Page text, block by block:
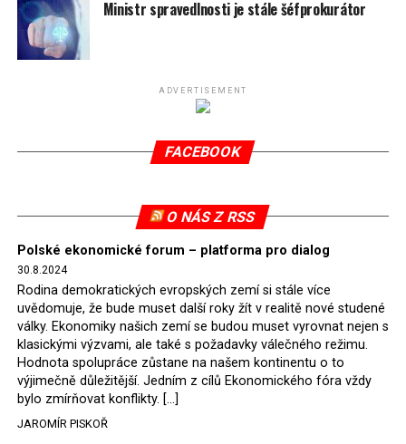
spotřeby.
Připomeňme, že ukončení těžby hnědého uhlí pro
(SDEU) v souvislosti se stížnostmi českých samospráv
verdiktem španělské soudkyně Rosario Silva de Lapureta
tomuto rozhodnutí nevyhověla, proto na žádost
2022, než byl tento případ z důvodu uzavření dohody
Polska s Českou republikou o odstranění příčin sporu o
důl Turów vymazán z rejstříku tribunálu. Celkem si
Polsko nechalo z přiznaných evropských fondů odečíst
asi 70 milionů eur na pokutách a 45 milionů eur
zaplatilo jako odškodnění České republice – ale jak důl,
tak elektrárna nadále fungovaly. Už tehdy zástupci
tehdejší opozice a dnes vládnoucí koalice, jako
místopředseda Občanské platformy (PO) Rafał
Ministr spravedlnosti je stále šéfprokurátor
ADVERTISEMENT
FACEBOOK
O NÁS Z RSS
Polské ekonomické forum – platforma pro dialog
30.8.2024
Rodina demokratických evropských zemí si stále více
uvědomuje, že bude muset další roky žít v realitě nové studené
války. Ekonomiky našich zemí se budou muset vyrovnat nejen s
klasickými výzvami, ale také s požadavky válečného režimu.
Hodnota spolupráce zůstane na našem kontinentu o to
výjimečně důležitější. Jedním z cílů Ekonomického fóra vždy
bylo zmírňovat konflikty. […]
JAROMÍR PISKOŘ